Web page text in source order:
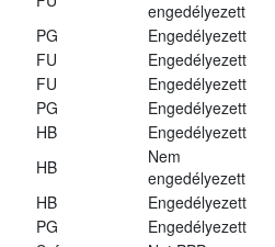
engedélyezett
PG
Engedélyezett
FU
Engedélyezett
FU
Engedélyezett
PG
Engedélyezett
HB
Engedélyezett
HB
Nem
engedélyezett
HB
Engedélyezett
PG
Engedélyezett